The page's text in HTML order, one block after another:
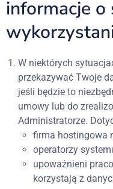
informacje o
W niektórych
przekazywać Twoje
jeśli będzie to
umowy lub do
Administratorze.
firma hostingowa
operatorzy
upoważnieni
korzystają z